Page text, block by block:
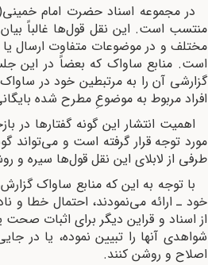
در مجموعه اسناد حضرت امام
منتسب است. این نقل قول‌ها غالباً
مختلف و در موضوعات متفاوت ارسال
است. منابع ساواک که بعضاً در این
گزارشی آن را به مرتبطین خود در
افراد مربوط به موضوعِ مطرح شده
اهمیت انتشار این گونه گفتارها در
طرفی از لابلای این نقل قول‌ها سیره و
با توجه به این که منابع ساواک
خود ـ ارائه می‌نمودند، احتمال خطا و
از اسناد و قراین دیگر برای اثبات
شواهدی آنها را تبیین نموده، یا در
اصلاح و روشن کنند.